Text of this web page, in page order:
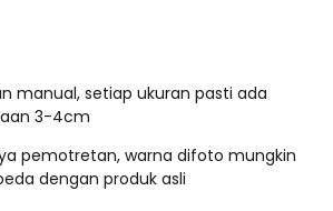
manual, setiap ukuran pasti ada
3-4cm
pemotretan, warna difoto mungkin
dengan produk asli